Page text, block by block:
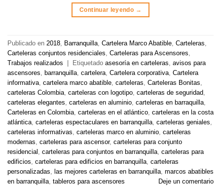
Continuar leyendo →
Publicado en 2018, Barranquilla, Cartelera Marco Abatible, Carteleras,
Carteleras conjuntos residenciales, Carteleras para Ascensores,
Trabajos realizados
Etiquetado asesoría en carteleras, avisos para
ascensores, barranquilla, cartelera, Cartelera corporativa, Cartelera
informativa, cartelera marco abatible, carteleras, Carteleras Bonitas,
carteleras Colombia, carteleras con logotipo, carteleras de seguridad,
carteleras elegantes, carteleras en aluminio, carteleras en barraquilla,
Carteleras en Colombia, carteleras en el atlántico, carteleras en la costa
atlántica, carteleras espectaculares en barranquilla, carteleras geniales,
carteleras informativas, carteleras marco en aluminio, carteleras
modernas, carteleras para ascensor, carteleras para conjunto
residencial , carteleras para conjuntos en barranquilla, carteleras para
edificios, carteleras para edificios en barranquilla, carteleras
personalizadas, las mejores carteleras en barranquilla, marcos abatibles
en barranquilla, tableros para ascensores Deje un comentario